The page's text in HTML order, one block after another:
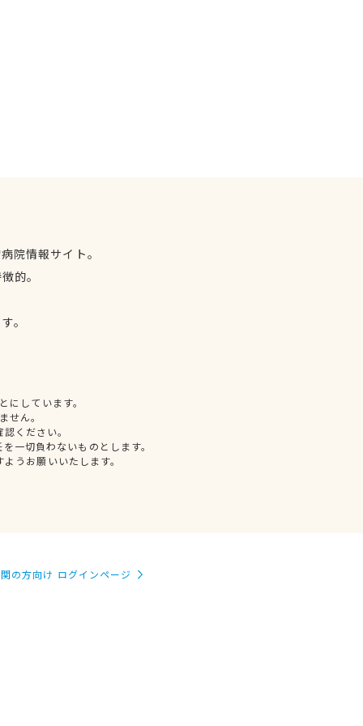
院情報サイト。
的。
。
しています。
せん。
ください。
一切負わないものとします。
うお願いいたします。
の方向け ログインページ